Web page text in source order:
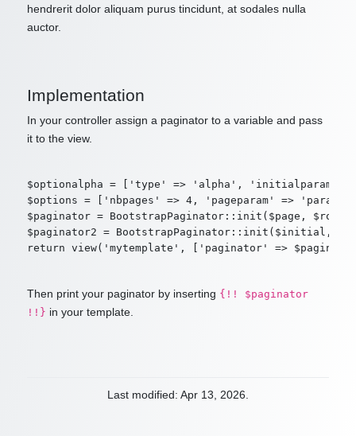
hendrerit dolor aliquam purus tincidunt, at sodales nulla
auctor.
Implementation
In your controller assign a paginator to a variable and pass
it to the view.
$optionalpha = ['type' => 'alpha', 'initialparam'
$options = ['nbpages' => 4, 'pageparam' =>
$paginator = BootstrapPaginator::init($page,
$paginator2 = BootstrapPaginator::init($initial,
Then print your paginator by inserting {!! $paginator
!!} in your template.
Last modified: Apr 13, 2026.